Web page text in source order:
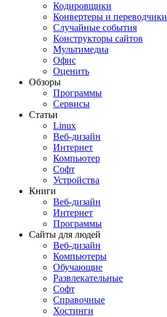
Кодировщики
Конвертеры и переводчики
Случайные события
Конструкторы сайтов
Мультимедиа
Офис
Оценить
Обзоры
Программы
Сервисы
Статьи
Linux
Веб-дизайн
Интернет
Компьютер
Софт
Устройства
Книги
Веб-дизайн
Интернет
Программы
Сайты для людей
Веб-дизайн
Компьютеры
Обучающие
Развлекательные
Софт
Справочные
Хостинги